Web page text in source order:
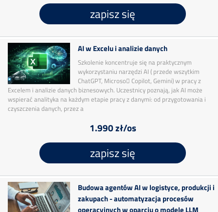
zapisz się
AI w Excelu i analizie danych
Szkolenie koncentruje się na praktycznym
wykorzystaniu narzędzi AI ( przede wszytkim
ChatGPT, Microso􀅌 Copilot, Gemini) w pracy z
Excelem i analizie danych biznesowych. Uczestnicy poznają, jak AI może
wspierać analityka na każdym etapie pracy z danymi: od przygotowania i
czyszczenia danych, przez a
1.990 zł/os
zapisz się
Budowa agentów AI w logistyce, produkcji i
zakupach - automatyzacja procesów
operacyjnych w oparciu o modele LLM